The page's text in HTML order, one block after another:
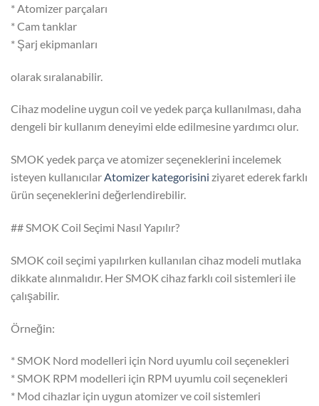
* Atomizer parçaları
* Cam tanklar
* Şarj ekipmanları
olarak sıralanabilir.
Cihaz modeline uygun coil ve yedek parça kullanılması, daha
dengeli bir kullanım deneyimi elde edilmesine yardımcı olur.
SMOK yedek parça ve atomizer seçeneklerini incelemek
isteyen kullanıcılarAtomizer kategorisini ziyaret ederek farklı
ürün seçeneklerini değerlendirebilir.
## SMOK Coil Seçimi Nasıl Yapılır?
SMOK coil seçimi yapılırken kullanılan cihaz modeli mutlaka
dikkate alınmalıdır. Her SMOK cihaz farklı coil sistemleri ile
çalışabilir.
Örneğin:
* SMOK Nord modelleri için Nord uyumlu coil seçenekleri
* SMOK RPM modelleri için RPM uyumlu coil seçenekleri
* Mod cihazlar için uygun atomizer ve coil sistemleri